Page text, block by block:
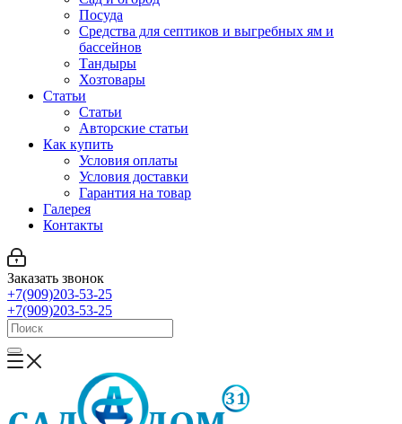
Посуда
Средства для септиков и выгребных ям и
бассейнов
Тандыры
Хозтовары
Статьи
Статьи
Авторские статьи
Как купить
Условия оплаты
Условия доставки
Гарантия на товар
Галерея
Контакты
Заказать звонок
+7(909)203-53-25
+7(909)203-53-25